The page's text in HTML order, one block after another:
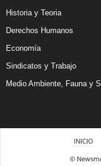
Historia y Teoria
Derechos Humanos
Economía
Sindicatos y Trabajo
Medio Ambiente, Fauna y
INICIO
©